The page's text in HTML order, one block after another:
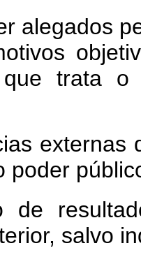
alegados
que trata
externas
poder
de
salvo